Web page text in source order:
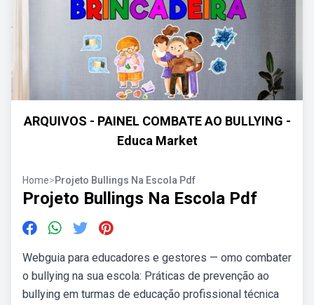
ARQUIVOS - PAINEL COMBATE AO BULLYING -
Educa Market
Home>Projeto Bullings Na Escola Pdf
Projeto Bullings Na Escola Pdf
Webguia para educadores e gestores — omo combater
o bullying na sua escola: Práticas de prevenção ao
bullying em turmas de educação profissional técnica